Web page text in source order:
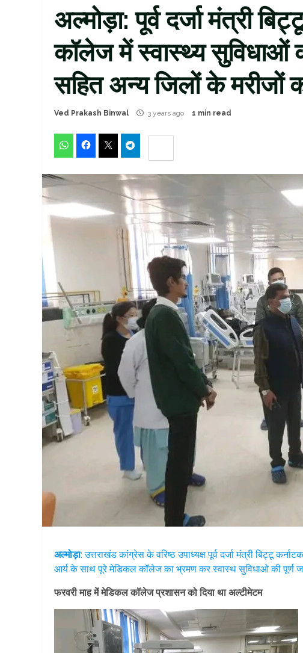
अल्मोड़ा: पूर्व दर्जा मंत्री
कॉलेज में स्वास्थ्य सुविधाओं
सहित अन्य जिलों के मरीजों
Ved Prakash Binwal 3 years ago 1 min read
अल्मोड़ा: उत्तराखंड कांग्रेस के वरिष्ठ उपाध्यक्ष पूर्व दर्जा मंत्री बिट्टू
आर्य के साथ पूरे मेडिकल कॉलेज का भ्रमण कर स्वास्थ सुविधाओ की पूर्ण
फरवरी माह में मेडिकल कॉलेज प्रशासन को दिया था अल्टीमेटम